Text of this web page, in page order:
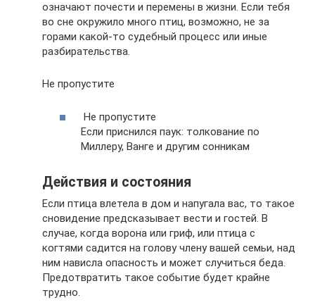
означают почести и перемены в жизни. Если тебя
во сне окружило много птиц, возможно, не за
горами какой-то судебный процесс или иные
разбирательства.
Не пропустите
Не пропустите
Если приснился паук: толкование по
Миллеру, Ванге и другим сонникам
Действия и состояния
Если птица влетела в дом и напугала вас, то такое
сновидение предсказывает вести и гостей. В
случае, когда ворона или гриф, или птица с
когтями садится на голову члену вашей семьи, над
ним нависла опасность и может случиться беда.
Предотвратить такое событие будет крайне
трудно.